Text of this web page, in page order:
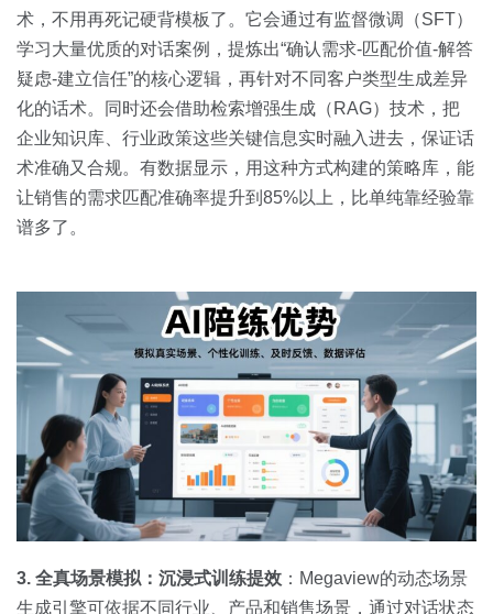
术，不用再死记硬背模板了。它会通过有监督微调（SFT）
学习大量优质的对话案例，提炼出“确认需求-匹配价值-解答
疑虑-建立信任”的核心逻辑，再针对不同客户类型生成差异
化的话术。同时还会借助检索增强生成（RAG）技术，把
企业知识库、行业政策这些关键信息实时融入进去，保证话
术准确又合规。有数据显示，用这种方式构建的策略库，能
让销售的需求匹配准确率提升到85%以上，比单纯靠经验靠
谱多了。
3. 全真场景模拟：沉浸式训练提效 ：Megaview的动态场景
生成引擎可依据不同行业、产品和销售场景，通过对话状态